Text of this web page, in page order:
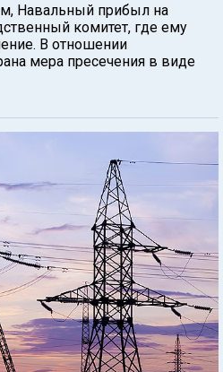
Навальный прибыл на
комитет, где ему
В отношении
мера пресечения в виде